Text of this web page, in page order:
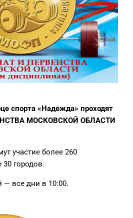
спорта «Надежда» проходят
МОСКОВСКОЙ ОБЛАСТИ
участие более 260
30 городов.
— все дни в 10:00.